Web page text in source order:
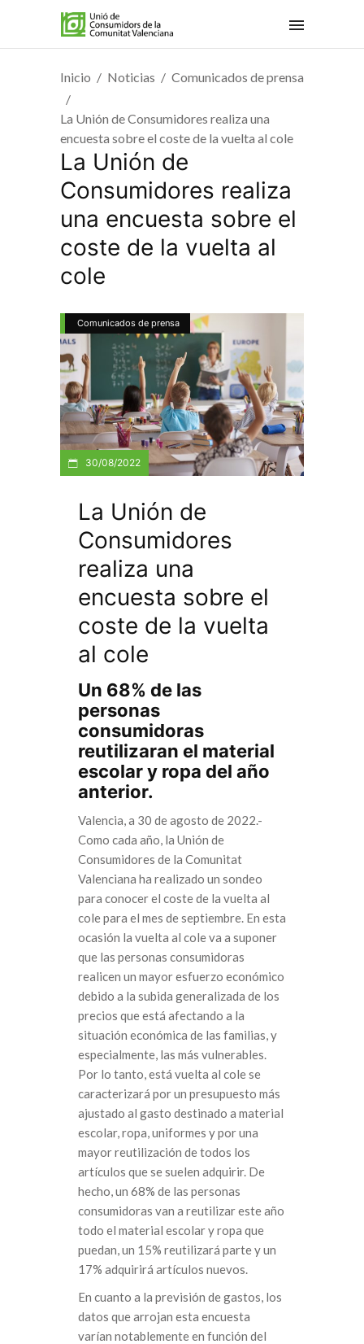
Inicio Noticias Comunicados de prensa
La Unión de Consumidores realiza una
encuesta sobre el coste de la vuelta al cole
La Unión de
Consumidores realiza
una encuesta sobre el
coste de la vuelta al
cole
Comunicados de prensa
30/08/2022
La Unión de
Consumidores
realiza una
encuesta sobre el
coste de la vuelta
al cole
Un 68% de las
personas
consumidoras
reutilizaran el material
escolar y ropa del año
anterior.
Valencia, a 30 de agosto de 2022.-
Como cada año, la Unión de
Consumidores de la Comunitat
Valenciana ha realizado un sondeo
para conocer el coste de la vuelta al
cole para el mes de septiembre. En esta
ocasión la vuelta al cole va a suponer
que las personas consumidoras
realicen un mayor esfuerzo económico
debido a la subida generalizada de los
precios que está afectando a la
situación económica de las familias, y
especialmente, las más vulnerables.
Por lo tanto, está vuelta al cole se
caracterizará por un presupuesto más
ajustado al gasto destinado a material
escolar, ropa, uniformes y por una
mayor reutilización de todos los
artículos que se suelen adquirir. De
hecho, un 68% de las personas
consumidoras van a reutilizar este año
todo el material escolar y ropa que
puedan, un 15% reutilizará parte y un
17% adquirirá artículos nuevos.
En cuanto a la previsión de gastos, los
datos que arrojan esta encuesta
varían notablemente en función del